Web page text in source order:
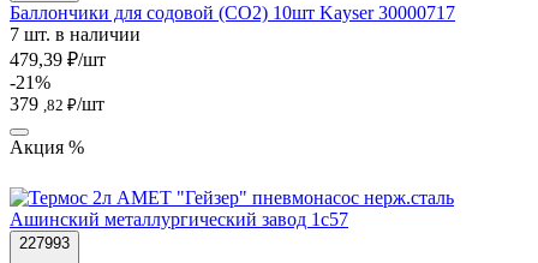
Баллончики для содовой (CO2) 10шт Kayser 30000717
7 шт. в наличии
479,39 ₽/шт
-21%
379 ,82 ₽/шт
Акция %
227993